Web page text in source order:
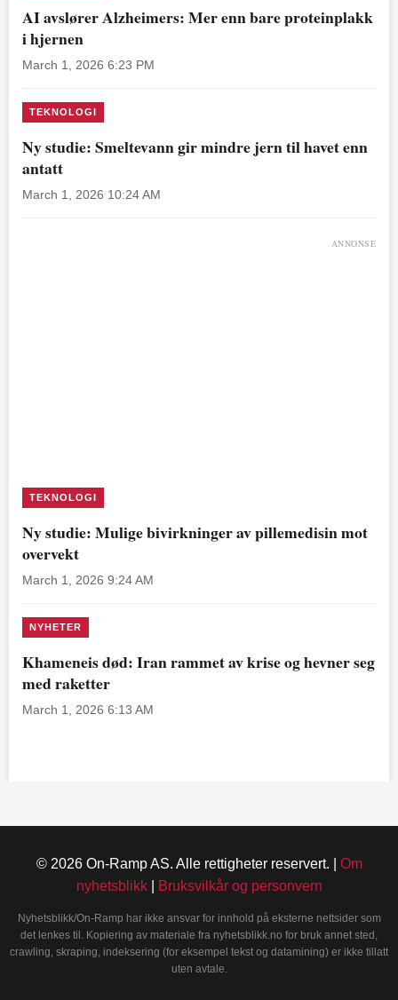
AI avslører Alzheimers: Mer enn bare proteinplakk
i hjernen
March 1, 2026 6:23 PM
TEKNOLOGI
Ny studie: Smeltevann gir mindre jern til havet enn
antatt
March 1, 2026 10:24 AM
ANNONSE
TEKNOLOGI
Ny studie: Mulige bivirkninger av pillemedisin mot
overvekt
March 1, 2026 9:24 AM
NYHETER
Khameneis død: Iran rammet av krise og hevner seg
med raketter
March 1, 2026 6:13 AM
© 2026 On-Ramp AS. Alle rettigheter reservert. | Om
nyhetsblikk| Bruksvilkår og personvern
Nyhetsblikk/On-Ramp har ikke ansvar for innhold på eksterne nettsider som
det lenkes til. Kopiering av materiale fra nyhetsblikk.no for bruk annet sted,
crawling, skraping, indeksering (for eksempel tekst og datamining) er ikke tillatt
uten avtale.